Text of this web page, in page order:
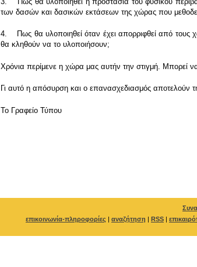
των δασών και δασικών εκτάσεων της χώρας που
4. Πως θα υλοποιηθεί όταν έχει απορριφθεί από τους
θα κληθούν να το υλοποιήσουν;
Χρόνια περίμενε η χώρα μας αυτήν την στιγμή. Μπορεί
Γι αυτό η απόσυρση και ο επανασχεδιασμός αποτελούν
To Γραφείο Τύπου
επικοινωνία-πληροφορίες | αναζήτηση | RSS |